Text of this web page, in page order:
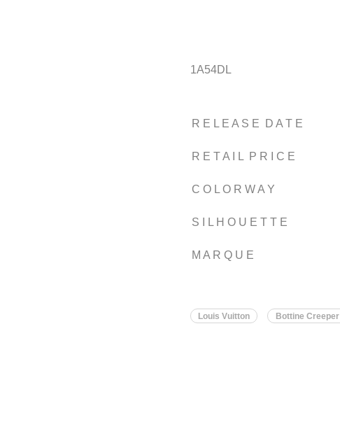
1A54DL
R E L E A S E D A T E
R E T A I L P R I C E
C O L O R W A Y
S I L H O U E T T E
M A R Q U E
Louis Vuitton Bottine Creeper